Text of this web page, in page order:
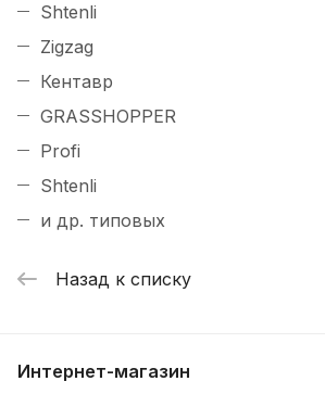
Shtenli
Zigzag
Кентавр
GRASSHOPPER
Profi
Shtenli
и др. типовых
Назад к списку
Интернет-магазин